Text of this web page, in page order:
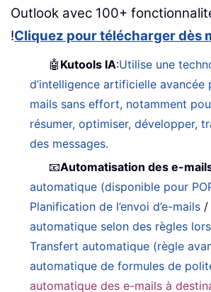
Outlook avec 100+
!Cliquez pour télécharger dès
🤖 Kutools IA:Utilise une
d’intelligence artificielle
mails sans effort, notamment
résumer, optimiser, développer,
des messages.
📧Automatisation des e-
automatique (disponible pour
Planification de l’envoi d’e-mails /
automatique selon des règles lors
Transfert automatique (règle
automatique de formules de
automatique des e-mails à